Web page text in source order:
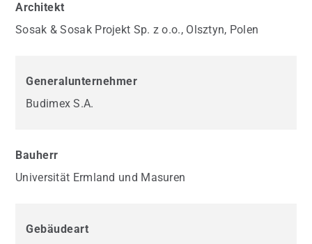
Architekt
Sosak & Sosak Projekt Sp. z o.o., Olsztyn, Polen
Generalunternehmer
Budimex S.A.
Bauherr
Universität Ermland und Masuren
Gebäudeart